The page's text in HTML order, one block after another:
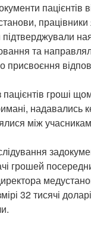
та
пацієнтів гроші
надавались
між
грошей
32 тисячі